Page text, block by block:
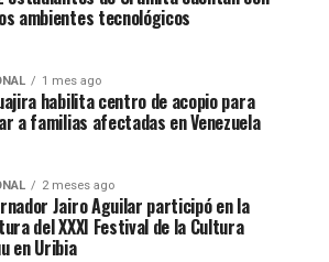
ambientes tecnológicos
1 mes ago
habilita centro de acopio para
a familias afectadas en Venezuela
2 meses ago
Jairo Aguilar participó en la
del XXXI Festival de la Cultura
en Uribia